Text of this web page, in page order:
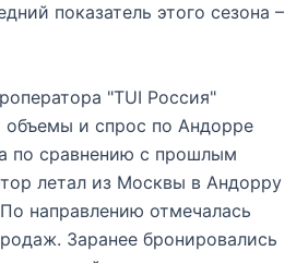
показатель этого сезона –
"TUI Россия"
объемы и спрос по Андорре
по сравнению с прошлым
летал из Москвы в Андорру
направлению отмечалась
Заранее бронировались